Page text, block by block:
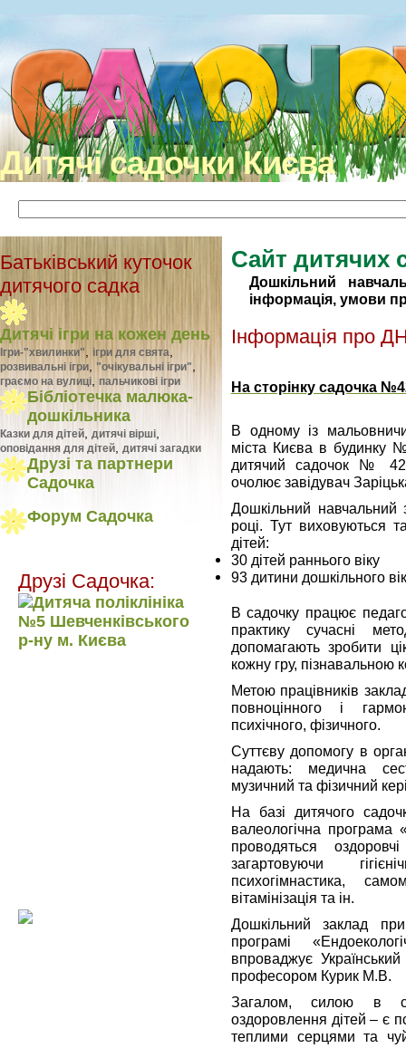
Дитячі садочки Києва
Батьківський куточок
дитячого садка
Дитячі ігри на кожен день
Ігри-"хвилинки" ігри для свята
розвивальні ігри "очікувальні ігри"
граємо на вулиці пальчикові ігри
Бібліотечка малюка-
дошкільника
Казки для дітей дитячі вірші
оповідання для дітей дитячі загадки
Друзі та партнери
Садочка
Форум Садочка
Друзі Садочка:
Сайт дитячих
Дошкільний
інформація, умови
Інформація про
На сторінку садочка
В одному із
міста Києва в будинку
дитячий садочок №
очолює завідувач
Дошкільний
році. Тут виховуються
дітей:
30 дітей раннього віку
93 дитини дошкільного
В садочку працює
практику сучасні
допомагають зробити
кожну гру, пізнавальною
Метою працівників
повноцінного і
психічного, фізичного.
Суттєву допомогу в
надають: медична
музичний та фізичний
На базі дитячого
валеологічна
проводяться
загартовуючи
психогімнастика,
вітамінізація та ін.
Дошкільний заклад
програмі
впроваджує
професором Курик М.В.
Загалом, силою в
оздоровлення дітей – є
теплими серцями та